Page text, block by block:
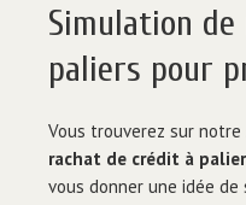
Simulation
paliers pour
Vous trouverez sur
rachat de crédit à
vous donner une idée